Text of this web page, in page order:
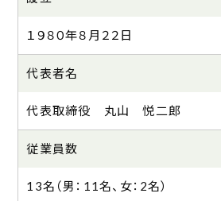
１９８０年８月２２日
代表者名
代表取締役 丸山 悦二郎
従業員数
13名（男：11名、女：2名）